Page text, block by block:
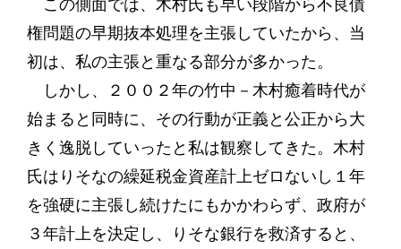
この側面では、木村氏も早い段階から不良債
権問題の早期抜本処理を主張していたから、当
初は、私の主張と重なる部分が多かった。
しかし、２００２年の竹中－木村癒着時代が
始まると同時に、その行動が正義と公正から大
きく逸脱していったと私は観察してきた。木村
氏はりそなの繰延税金資産計上ゼロないし１年
を強硬に主張し続けたにもかかわらず、政府が
３年計上を決定し、りそな銀行を救済すると、